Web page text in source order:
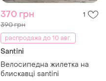
370 грн 1
390 грн
распродажа до 10 авг.
Santini
Велосипедна жилетка на
блискавці santini